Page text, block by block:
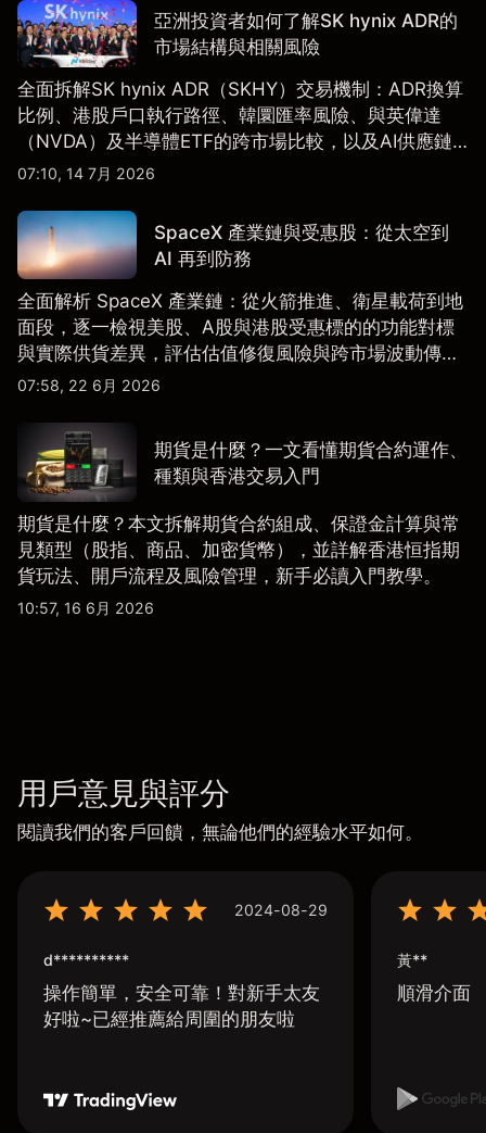
亞洲投資者如何了解SK hynix ADR的
市場結構與相關風險
全面拆解SK hynix ADR（SKHY）交易機制：ADR換算
比例、港股戶口執行路徑、韓圜匯率風險、與英偉達
（NVDA）及半導體ETF的跨市場比較，以及AI供應鏈
配置框架，適合香港及亞洲投資者參考。
07:10, 14 7月 2026
SpaceX 產業鏈與受惠股：從太空到
AI 再到防務
全面解析 SpaceX 產業鏈：從火箭推進、衛星載荷到地
面段，逐一檢視美股、A股與港股受惠標的的功能對標
與實際供貨差異，評估估值修復風險與跨市場波動傳
導。
07:58, 22 6月 2026
期貨是什麼？一文看懂期貨合約運作、
種類與香港交易入門
期貨是什麼？本文拆解期貨合約組成、保證金計算與常
見類型（股指、商品、加密貨幣），並詳解香港恒指期
貨玩法、開戶流程及風險管理，新手必讀入門教學。
10:57, 16 6月 2026
用戶意見與評分
閱讀我們的客戶回饋，無論他們的經驗水平如何。
2024-08-29
d**********
操作簡單，安全可靠！對新手太友
好啦~已經推薦給周圍的朋友啦
黃**
順滑介面